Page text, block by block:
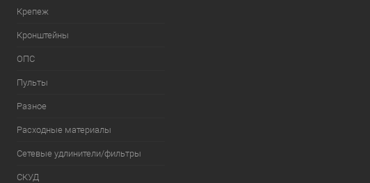
Крепеж
Кронштейны
ОПС
Пульты
Разное
Расходные материалы
Сетевые удлинители/фильтры
СКУД